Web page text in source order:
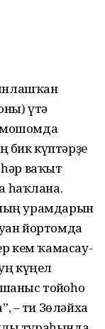
үтә
бик күптәрҙе
һәр ваҡыт
һаҡлана.
урамдарын
йортомда
кем ҡамасау­
күңел
тойғоһо
– ти Зөләйха